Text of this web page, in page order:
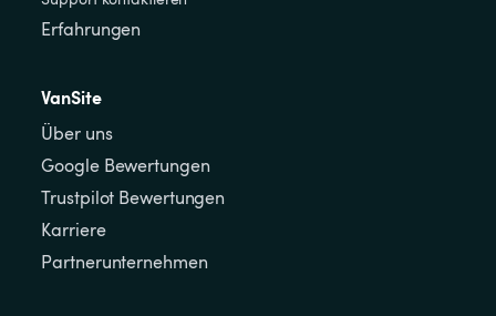
Erfahrungen
VanSite
Über uns
Google Bewertungen
Trustpilot Bewertungen
Karriere
Partnerunternehmen